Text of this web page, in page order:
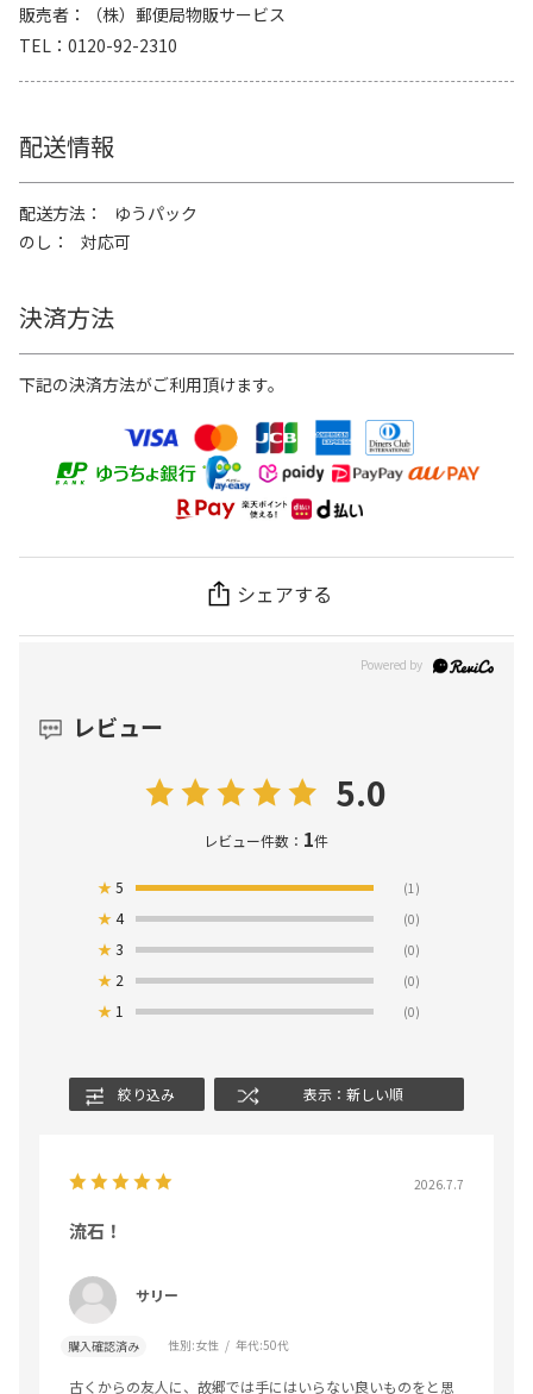
販売者
（株）郵便局物販サービス
TEL
0120-92-2310
配送情報
配送方法
ゆうパック
のし
対応可
決済方法
下記の決済方法がご利用頂けます。
シェアする
レビュー
5.0
レビュー件数： 1件
★5 (1)
★4 (0)
★3 (0)
★ 2 (0)
★ 1 (0)
絞り込み 表示：新しい順
2026.7.7
流石！
サリー
購入確認済み 性別:女性 年代:50代
古くからの友人に、故郷では手にはいらない良いものをと思